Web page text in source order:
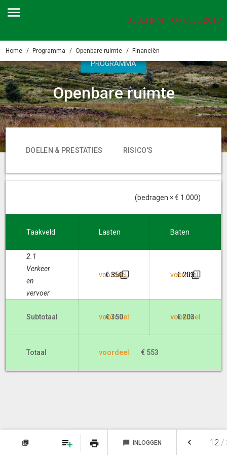
TUSSENRAPPORTAGE 2017
Home Programma Openbare ruimte Financiën
PROGRAMMA
Openbare ruimte
DOELEN & PRESTATIES RISICO'S
(bedragen × € 1.000)
Taakveld Lasten Baten
2.1
Verkeer
en
vervoer
voordeel
€ 350 voordeel
€ 203
Subtotaal voordeel
€ 350 voordeel
€ 203
Totaal voordeel € 553
NOTITIES FAVORIETEN
library_books print chat_bubble INLOGGEN keyboard_arrow_left 12 /